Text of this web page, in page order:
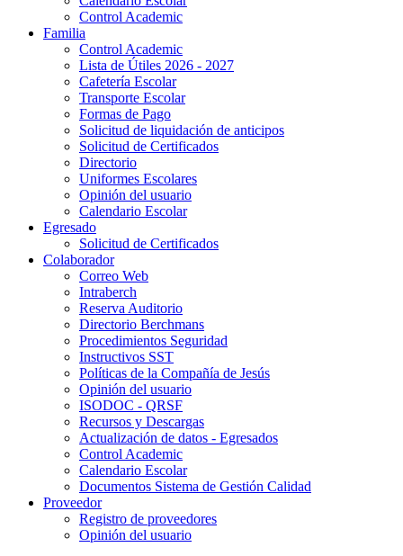
Control Academic
Familia
Control Academic
Lista de Útiles 2026 - 2027
Cafetería Escolar
Transporte Escolar
Formas de Pago
Solicitud de liquidación de anticipos
Solicitud de Certificados
Directorio
Uniformes Escolares
Opinión del usuario
Calendario Escolar
Egresado
Solicitud de Certificados
Colaborador
Correo Web
Intraberch
Reserva Auditorio
Directorio Berchmans
Procedimientos Seguridad
Instructivos SST
Políticas de la Compañía de Jesús
Opinión del usuario
ISODOC - QRSF
Recursos y Descargas
Actualización de datos - Egresados
Control Academic
Calendario Escolar
Documentos Sistema de Gestión Calidad
Proveedor
Registro de proveedores
Opinión del usuario